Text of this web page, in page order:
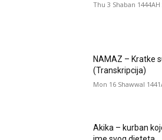
Thu 3 Shaban 1444AH
NAMAZ – Kratke
(Transkripcija)
Mon 16 Shawwal
Akika – kurban